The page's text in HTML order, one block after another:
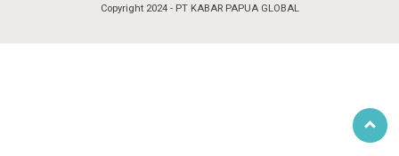
Copyright 2024 - PT KABAR PAPUA GLOBAL